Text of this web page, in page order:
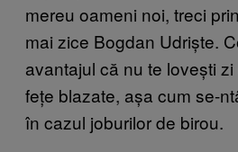
mereu oameni noi, treci
mai zice Bogdan Udriște.
avantajul că nu te lovești
fețe blazate, așa cum se-
în cazul joburilor de birou.